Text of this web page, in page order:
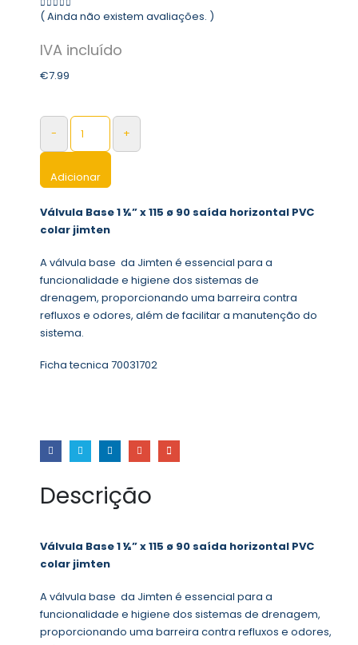
0 out of 5
( Ainda não existem avaliações. )
€7.99
- +
Adicionar
Válvula Base 1 ½” x 115 ø 90 saída horizontal PVC
colar jimten
A válvula base da Jimten é essencial para a
funcionalidade e higiene dos sistemas de
drenagem, proporcionando uma barreira contra
refluxos e odores, além de facilitar a manutenção do
sistema.
Ficha tecnica 70031702
Descrição
Válvula Base 1 ½” x 115 ø 90 saída horizontal PVC
colar jimten
A válvula base da Jimten é essencial para a
funcionalidade e higiene dos sistemas de drenagem,
proporcionando uma barreira contra refluxos e odores,